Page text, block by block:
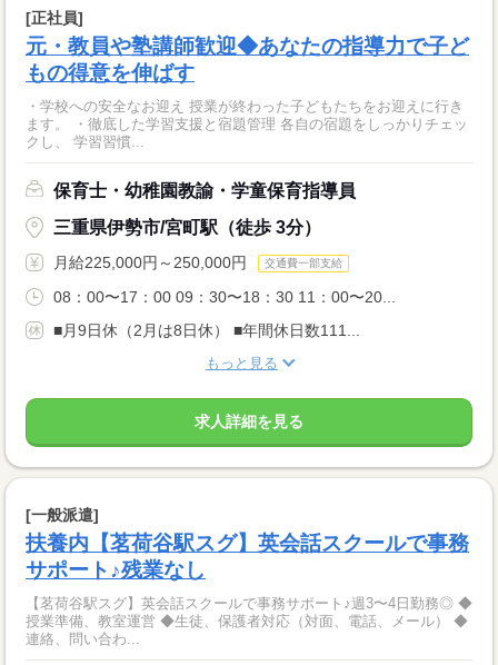
[正社員]
元・教員や塾講師歓迎◆あなたの指導力で子ど
もの得意を伸ばす
・学校への安全なお迎え 授業が終わった子どもたちをお迎えに行き
ます。 ・徹底した学習支援と宿題管理 各自の宿題をしっかりチェッ
クし、 学習習慣...
保育士・幼稚園教諭・学童保育指導員
三重県伊勢市/宮町駅（徒歩 3分）
月給225,000円～250,000円 交通費一部支給
08：00〜17：00 09：30〜18：30 11：00〜20...
■月9日休（2月は8日休） ■年間休日数111...
もっと見る
求人詳細を見る
[一般派遣]
扶養内【茗荷谷駅スグ】英会話スクールで事務
サポート♪残業なし
【茗荷谷駅スグ】英会話スクールで事務サポート♪週3〜4日勤務◎ ◆
授業準備、教室運営 ◆生徒、保護者対応（対面、電話、メール） ◆
連絡、問い合わ...